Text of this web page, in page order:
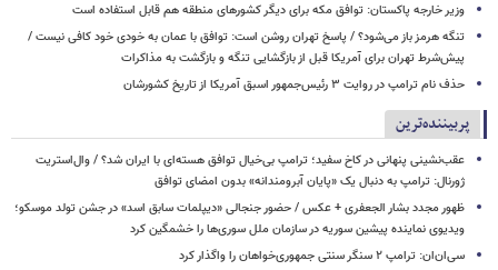
وزیر خارجه پاکستان: توافق مکه برای دیگر کشورهای منطقه هم قابل استفاده است
تنگه هرمز باز می‌شود؟ / پاسخ تهران روشن است: توافق با عمان به خودی خود کافی نیست /
پیش‌شرط تهران برای آمریکا قبل از بازگشایی تنگه و بازگشت به مذاکرات
حذف نام ترامپ در روایت ۳ رئیس‌جمهور اسبق آمریکا از تاریخ کشورشان
پربیننده‌ترین
عقب‌نشینی پنهانی در کاخ سفید؛ ترامپ بی‌خیال توافق هسته‌ای با ایران شد؟ / وال‌استریت
ژورنال: ترامپ به دنبال یک «پایان آبرومندانه» بدون امضای توافق
ظهور مجدد بشار الجعفری + عکس / حضور جنجالی «دیپلمات سابق اسد» در جشن تولد موسکو؛
ویدیوی نماینده پیشین سوریه در سازمان ملل سوری‌ها را خشمگین کرد
سی‌ان‌ان: ترامپ ۲ سنگر سنتی جمهوری‌خواهان را واگذار کرد